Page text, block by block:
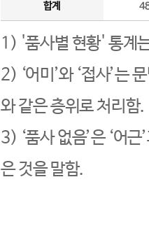
합계
1) '품사별 현황' 통계
2) ‘어미’와 ‘접사’는
와 같은 층위로 처리함.
3) ‘품사 없음’은 ‘어
은 것을 말함.